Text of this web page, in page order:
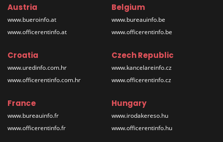
Austria
www.bueroinfo.at
www.officerentinfo.at
Belgium
www.bureauinfo.be
www.officerentinfo.be
Croatia
www.uredinfo.com.hr
www.officerentinfo.com.hr
Czech Republic
www.kancelareinfo.cz
www.officerentinfo.cz
France
www.bureauinfo.fr
www.officerentinfo.fr
Hungary
www.irodakereso.hu
www.officerentinfo.hu